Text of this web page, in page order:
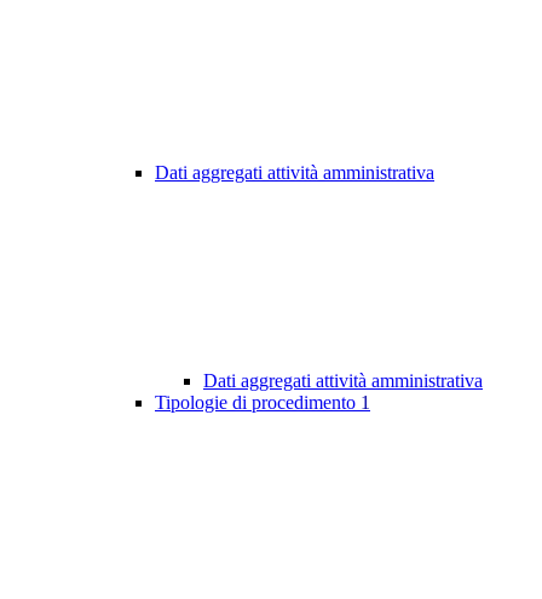
Dati aggregati attività amministrativa
Dati aggregati attività amministrativa
Tipologie di procedimento 1